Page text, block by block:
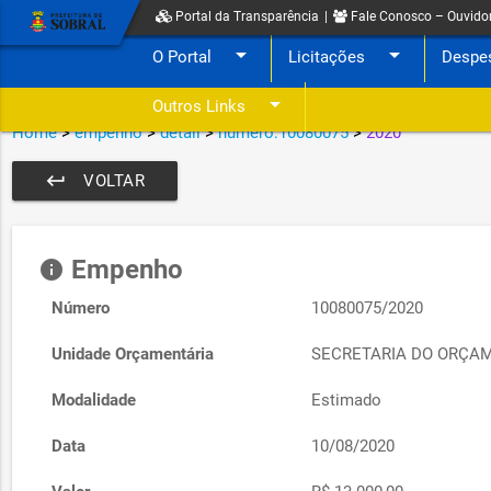
Portal da Transparência Fale Conosco –
O Portal arrow_drop_down Licitações arrow_drop_down
Outros Links arrow_drop_down
Home>empenho>detail>numero:10080075>2020
VOLTAR
keyboard_return
info Empenho
Número 10080075/2020
Unidade Orçamentária SECRETARIA DO
Modalidade Estimado
Data 10/08/2020